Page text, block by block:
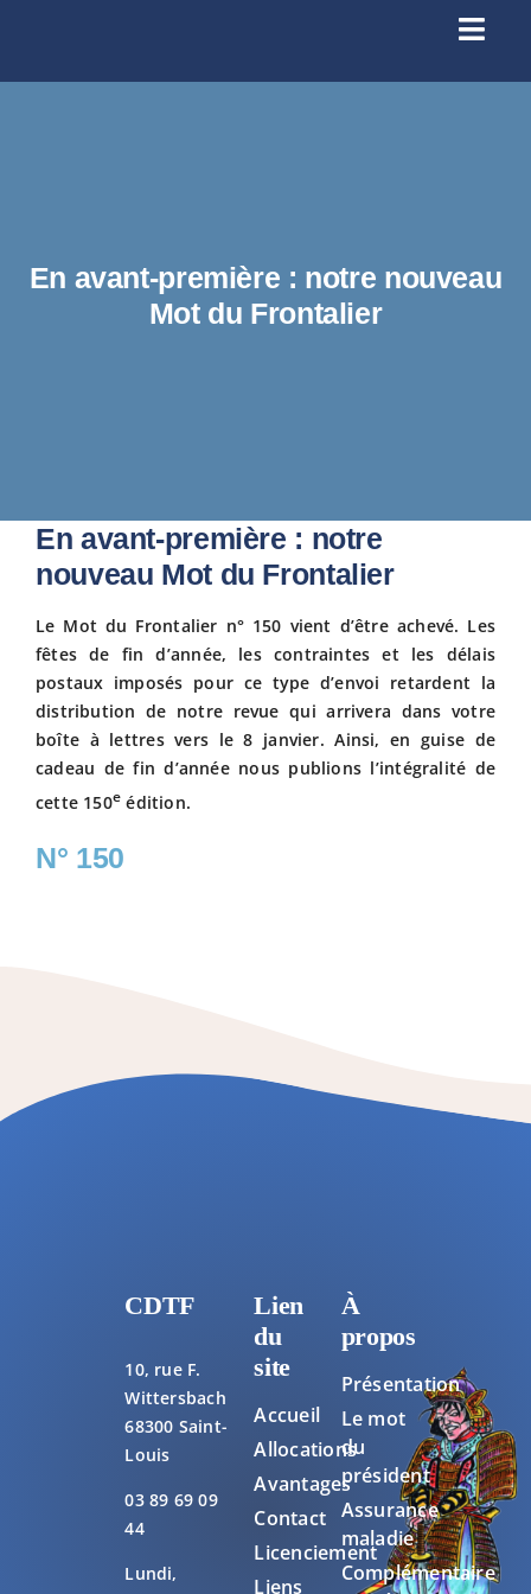
En avant-première : notre nouveau
Mot du Frontalier
En avant-première : notre
nouveau Mot du Frontalier
Le Mot du Frontalier n° 150 vient d’être achevé. Les
fêtes de fin d’année, les contraintes et les délais
postaux imposés pour ce type d’envoi retardent la
distribution de notre revue qui arrivera dans votre
boîte à lettres vers le 8 janvier. Ainsi, en guise de
cadeau de fin d’année nous publions l’intégralité de
cette 150e édition.
N° 150
CDTF
10, rue F.
Wittersbach
68300 Saint-
Louis
03 89 69 09
44
Lundi,
Lien
du
site
Accueil
Allocations
Avantages
Contact
Licenciement
Liens
À
propos
Présentation
Le mot
du
président
Assurance
maladie
Complémentaire